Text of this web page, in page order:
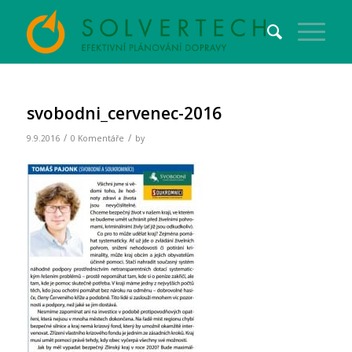
svobodni_cervenec-2016
9.9.2016 / 0 Komentáře / by